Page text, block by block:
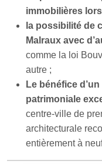
immobilières
la possibilité de
Malraux avec
comme la loi
autre ;
Le bénéfice
patrimoniale
centre-ville de
architecturale
entièrement à